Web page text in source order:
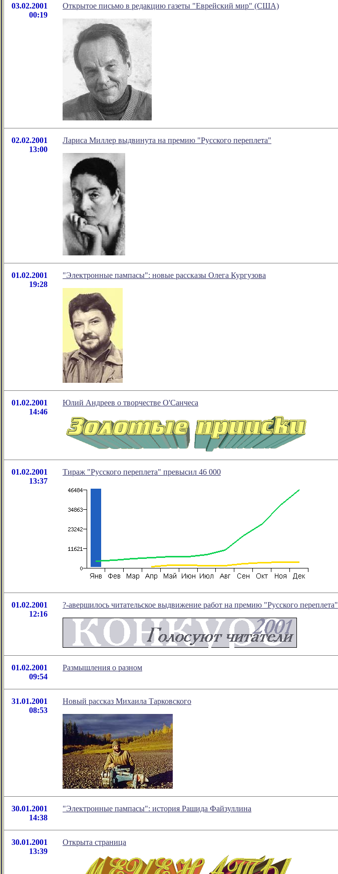
03.02.2001
00:19
Открытое письмо в редакцию газеты "Еврейский мир" (США)
02.02.2001
13:00
Лариса Миллер выдвинута на премию "Русского переплета"
01.02.2001
19:28
"Электронные пампасы": новые рассказы Олега Кургузова
01.02.2001
14:46
Юлий Андреев о творчестве О'Санчеса
01.02.2001
13:37
Тираж "Русского переплета" превысил 46 000
01.02.2001
12:16
?-авершилось читательское выдвижение работ на премию "Русского переплета"
01.02.2001
09:54
Размышления о разном
31.01.2001
08:53
Новый рассказ Михаила Тарковского
30.01.2001
14:38
"Электронные пампасы": история Рашида Файзуллина
30.01.2001
13:39
Открыта страница